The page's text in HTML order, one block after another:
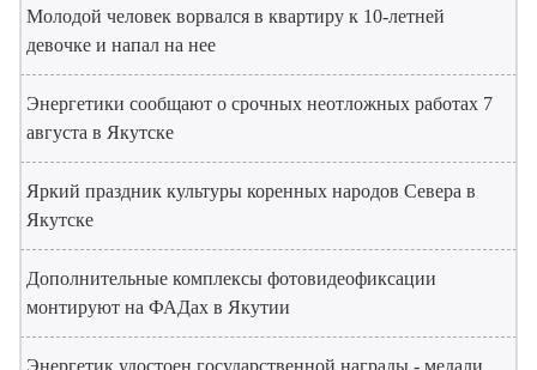
Молодой человек ворвался в квартиру к 10-летней
девочке и напал на нее
Энергетики сообщают о срочных неотложных работах 7
августа в Якутске
Яркий праздник культуры коренных народов Севера в
Якутске
Дополнительные комплексы фотовидеофиксации
монтируют на ФАДах в Якутии